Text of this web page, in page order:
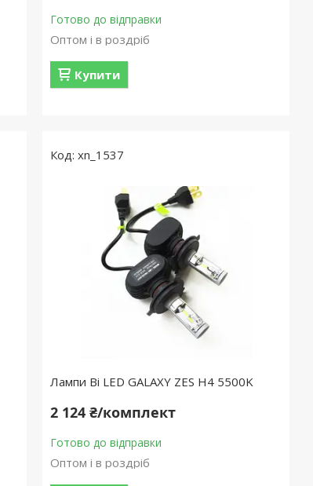
Готово до відправки
Оптом і в роздріб
Купити
xn_1537
Лампи Bі LED GALAXY ZES H4 5500K
2 124 ₴/комплект
Готово до відправки
Оптом і в роздріб